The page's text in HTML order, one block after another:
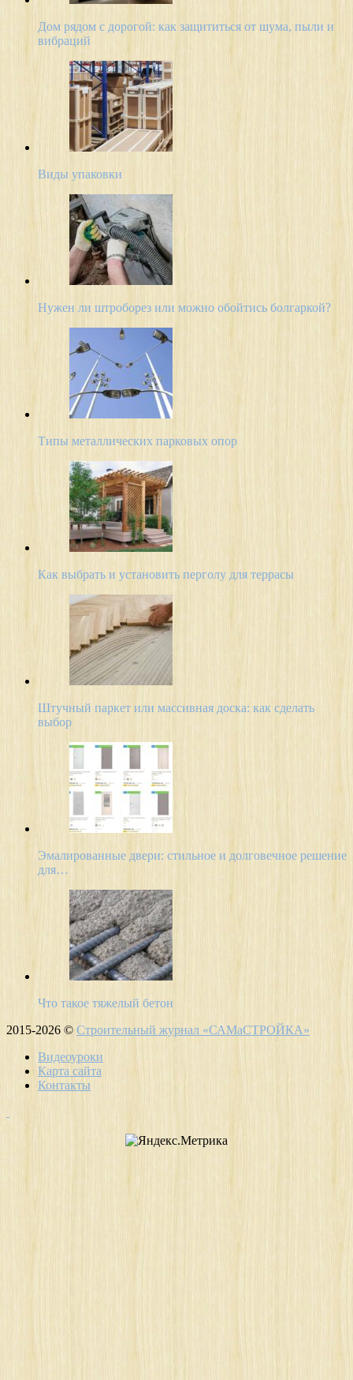
Дом рядом с дорогой: как защититься от шума, пыли и
вибраций
Виды упаковки
Нужен ли штроборез или можно обойтись болгаркой?
Типы металлических парковых опор
Как выбрать и установить перголу для террасы
Штучный паркет или массивная доска: как сделать
выбор
Эмалированные двери: стильное и долговечное решение
для…
Что такое тяжелый бетон
2015-2026 © Строительный журнал «САМаСТРОЙКА»
Видеоуроки
Карта сайта
Контакты